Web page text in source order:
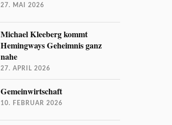
27. MAI 2026
Michael Kleeberg kommt
Hemingways Geheimnis ganz
nahe
27. APRIL 2026
Gemeinwirtschaft
10. FEBRUAR 2026